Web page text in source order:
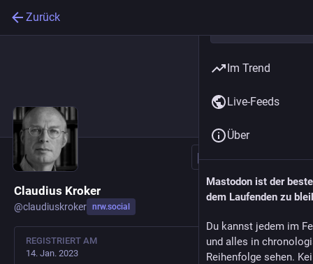
Zurück
Folgen
Claudius Kroker
@claudiuskroker nrw.social
REGISTRIERT AM
14. Jan. 2023
Im Trend
Live-Feeds
Über
Mastodon ist der
dem Laufenden zu
Du kannst jedem im
und alles in
Reihenfolge sehen.